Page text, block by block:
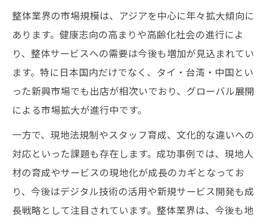
整体業界の市場規模は、アジアを中心に年々拡大傾向に
あります。健康志向の高まりや高齢化社会の進行によ
り、整体サービスへの需要は今後も増加が見込まれてい
ます。特に日本国内だけでなく、タイ・台湾・中国とい
った新興市場でも出店が相次いでおり、グローバル展開
による市場拡大が進行中です。
一方で、現地法規制やスタッフ育成、文化的な違いへの
対応といった課題も存在します。成功事例では、現地人
材の育成やサービスの現地化が成長のカギとなってお
り、今後はデジタル技術の活用や新規サービス開発も成
長戦略として注目されています。整体業界は、今後も地